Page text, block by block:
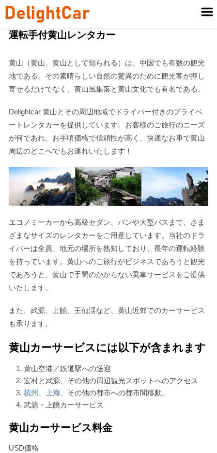
運転手付黄山レンタカー
黄山（黄山、黄山として知られる）は、中国でも有数の観光
地である。その素晴らしい自然の驚異のために観光客が押し
寄せるだけでなく、黄山風集落と黄山文化でも有名である。
Delightcar 黄山とその周辺地域でドライバー付きのプライベ
ートレンタカーを提供しています。お客様のご旅行のニーズ
が何であれ、お手頃価格で信頼性が高く、快適なお車で黄山
周辺のどこへでもお連れいたします！
エコノミーカーから高級セダン、バンや大型バスまで、さま
ざまなサイズのレンタカーをご用意しています。当社のドラ
イバーは全員、地元の場所を熟知しており、長年の運転経験
を持っています。黄山へのご旅行がビジネスであろうと観光
であろうと、黄山で手間のかからない乗車サービスをご提供
いたします。
また、武源、上饒、王仙渓など、黄山近郊でのカーサービス
も承ります。
黄山カーサービスには以下が含まれます
黄山空港／鉄道駅への送迎
宏村と武源、その他の周辺観光スポットへのアクセス
杭州
上海、その他の都市への都市間移動。
武源・上饒カーサービス
黄山カーサービス料金
USD価格